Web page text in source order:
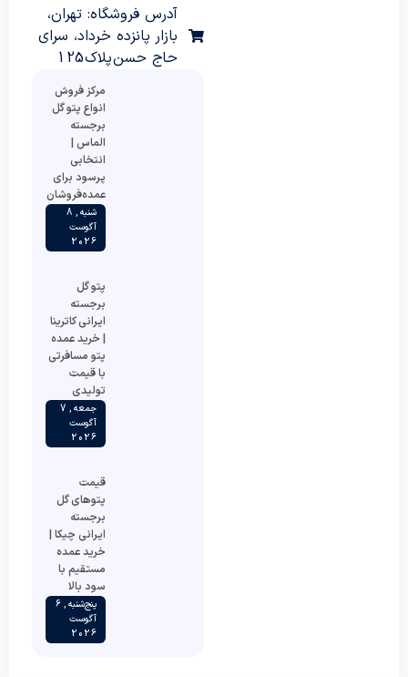
آدرس فروشگاه: تهران،
بازار پانزده خرداد، سرای
حاج حسن پلاک 125
مرکز فروش
انواع پتو گل
برجسته
الماس |
انتخابی
پرسود برای
عمده‌فروشان
شنبه , 8
آگوست
2026
پتو گل
برجسته
ایرانی کاترینا
| خرید عمده
پتو مسافرتی
با قیمت
تولیدی
جمعه , 7
آگوست
2026
قیمت
پتوهای گل
برجسته
ایرانی چیکا |
خرید عمده
مستقیم با
سود بالا
پنج‌شنبه , 6
آگوست
2026